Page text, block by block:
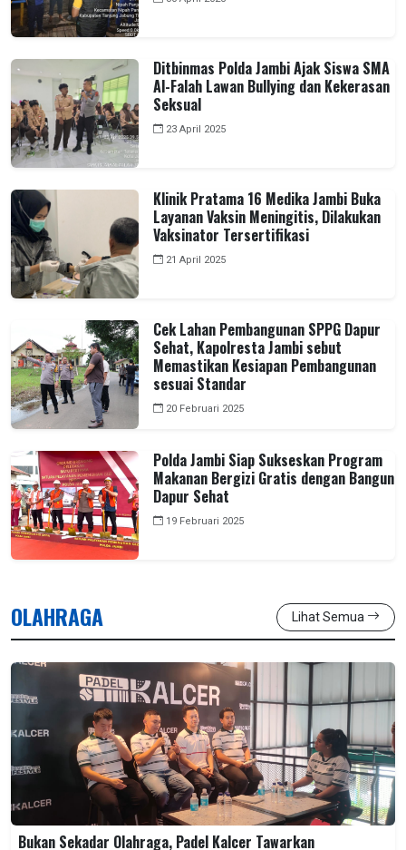
Ditbinmas Polda Jambi Ajak Siswa SMA
Al-Falah Lawan Bullying dan Kekerasan
Seksual
23 April 2025
Klinik Pratama 16 Medika Jambi Buka
Layanan Vaksin Meningitis, Dilakukan
Vaksinator Tersertifikasi
21 April 2025
Cek Lahan Pembangunan SPPG Dapur
Sehat, Kapolresta Jambi sebut
Memastikan Kesiapan Pembangunan
sesuai Standar
20 Februari 2025
Polda Jambi Siap Sukseskan Program
Makanan Bergizi Gratis dengan Bangun
Dapur Sehat
19 Februari 2025
OLAHRAGA Lihat Semua
Bukan Sekadar Olahraga, Padel Kalcer Tawarkan